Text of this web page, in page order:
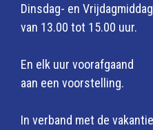
Dinsdag- en Vrijdagmiddag
van 13.00 tot 15.00 uur.
En elk uur voorafgaand
aan een voorstelling.
In verband met de